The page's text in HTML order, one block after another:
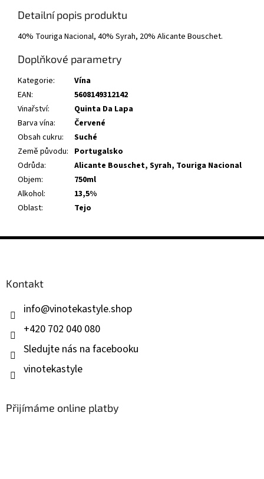
Detailní popis produktu
40% Touriga Nacional, 40% Syrah, 20% Alicante Bouschet.
Doplňkové parametry
Kategorie:
Vína
EAN:
5608149312142
Vinařství:
Quinta Da Lapa
Barva vína:
Červené
Obsah cukru:
Suché
Země původu: Portugalsko
Odrůda: Alicante Bouschet, Syrah, Touriga Nacional
Objem:
750ml
Alkohol:
13,5%
Oblast: Tejo
Z
Kontakt
info@vinotekastyle.shop
+420 702 040 080
Sledujte nás na facebooku
vinotekastyle
Přijímáme online platby